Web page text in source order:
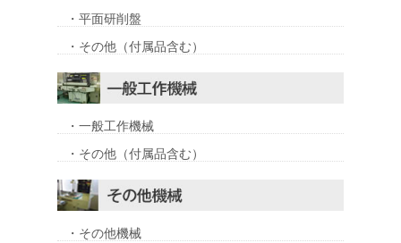
・平面研削盤
・その他（付属品含む）
・一般工作機械
・その他（付属品含む）
・その他機械